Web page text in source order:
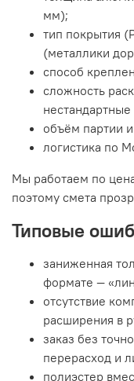
мм);
тип покрытия
(металлики
способ
сложность
объём партии
логистика по
Мы работаем по
поэтому смета
Типовые
заниженная
формате —
отсутствие
расширения в
заказ без
перерасход и
полиэстер